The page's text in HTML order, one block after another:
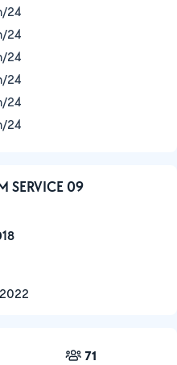
24
24
24
24
24
24
SERVICE 09
71